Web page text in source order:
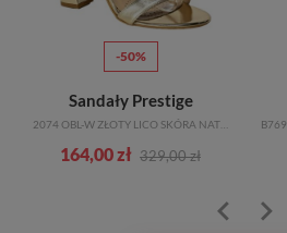
-50%
Sandały Prestige
2074 OBL-W ZŁOTY LICO SKÓRA NATURALNA TN
164,00 zł 329,00 zł